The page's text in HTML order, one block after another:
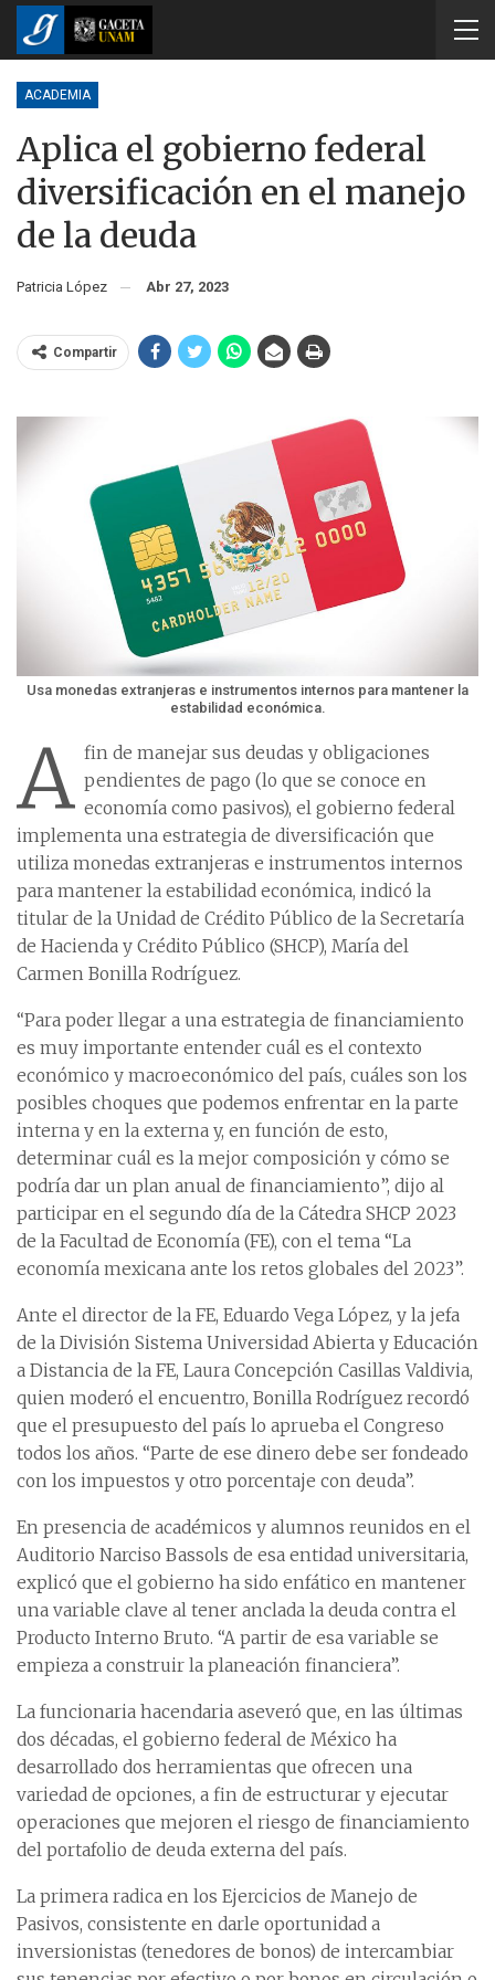
ACADEMIA
Aplica el gobierno federal
diversificación en el manejo
de la deuda
Patricia López Abr 27, 2023
Compartir
Usa monedas extranjeras e instrumentos internos para mantener la
estabilidad económica.
A fin de manejar sus deudas y obligaciones
pendientes de pago (lo que se conoce en
economía como pasivos), el gobierno federal
implementa una estrategia de diversificación que
utiliza monedas extranjeras e instrumentos internos
para mantener la estabilidad económica, indicó la
titular de la Unidad de Crédito Público de la Secretaría
de Hacienda y Crédito Público (SHCP), María del
Carmen Bonilla Rodríguez.
“Para poder llegar a una estrategia de financiamiento
es muy importante entender cuál es el contexto
económico y macroeconómico del país, cuáles son los
posibles choques que podemos enfrentar en la parte
interna y en la externa y, en función de esto,
determinar cuál es la mejor composición y cómo se
podría dar un plan anual de financiamiento”, dijo al
participar en el segundo día de la Cátedra SHCP 2023
de la Facultad de Economía (FE), con el tema “La
economía mexicana ante los retos globales del 2023”.
Ante el director de la FE, Eduardo Vega López, y la jefa
de la División Sistema Universidad Abierta y Educación
a Distancia de la FE, Laura Concepción Casillas Valdivia,
quien moderó el encuentro, Bonilla Rodríguez recordó
que el presupuesto del país lo aprueba el Congreso
todos los años. “Parte de ese dinero debe ser fondeado
con los impuestos y otro porcentaje con deuda”.
En presencia de académicos y alumnos reunidos en el
Auditorio Narciso Bassols de esa entidad universitaria,
explicó que el gobierno ha sido enfático en mantener
una variable clave al tener anclada la deuda contra el
Producto Interno Bruto. “A partir de esa variable se
empieza a construir la planeación financiera”.
La funcionaria hacendaria aseveró que, en las últimas
dos décadas, el gobierno federal de México ha
desarrollado dos herramientas que ofrecen una
variedad de opciones, a fin de estructurar y ejecutar
operaciones que mejoren el riesgo de financiamiento
del portafolio de deuda externa del país.
La primera radica en los Ejercicios de Manejo de
Pasivos, consistente en darle oportunidad a
inversionistas (tenedores de bonos) de intercambiar